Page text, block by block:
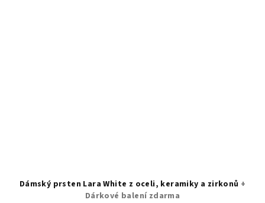
Dámský prsten Lara White z oceli, keramiky a zirkonů +
Dárkové balení zdarma